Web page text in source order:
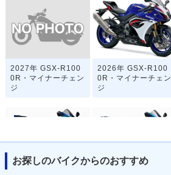
2027年 GSX-R100
0R・マイナーチェン
ジ
2026年 GSX-R100
0R・マイナーチェン
ジ
お探しのバイクからのおすすめ